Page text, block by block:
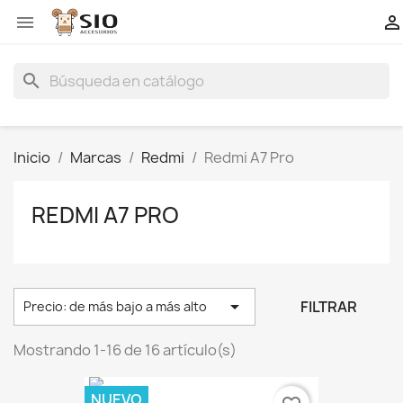
 
search
Inicio Marcas Redmi Redmi A7 Pro
REDMI A7 PRO
Precio: de más bajo a más alto  FILTRAR
Mostrando 1-16 de 16 artículo(s)